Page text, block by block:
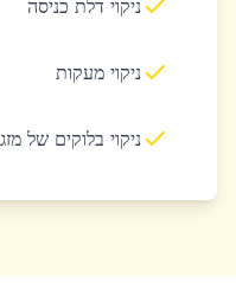
ניקוי דלת כניסה
ניקוי מעקות
ניקוי בלוקים של